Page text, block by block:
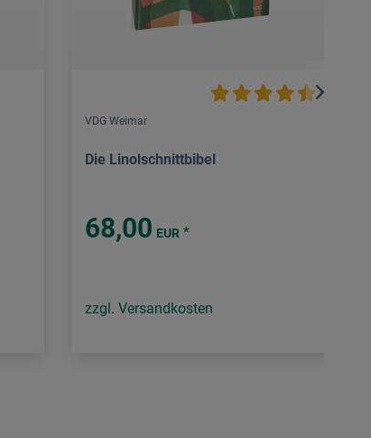
VDG Weimar
Die Linolschnittbibel
68,00 EUR *
zzgl. Versandkosten